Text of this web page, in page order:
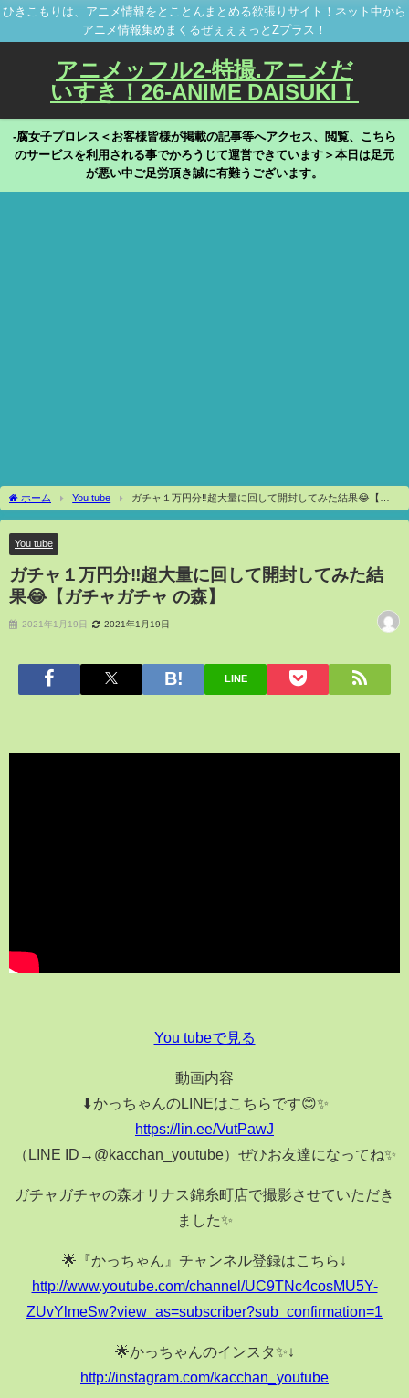
ひきこもりは、アニメ情報をとことんまとめる欲張りサイト！ネット中から
アニメ情報集めまくるぜぇぇぇっとZプラス！
アニメッフル2-特撮.アニメだ
いすき！26-ANIME DAISUKI！
-腐女子プロレス＜お客様皆様が掲載の記事等へアクセス、閲覧、こちら
のサービスを利用される事でかろうじて運営できています＞本日は足元
が悪い中ご足労頂き誠に有難うございます。
ホーム You tube
ガチャ１万円分‼️超大量に回して開封してみた結果😂【ガ
チャガチャ の森】
You tube
ガチャ１万円分‼️超大量に回して開封してみた結
果😂【ガチャガチャ の森】
2021年1月19日 2021年1月19日
LINE
You tubeで見る
動画内容
⬇かっちゃんのLINEはこちらです😊✨
https://lin.ee/VutPawJ
（LINE ID→@kacchan_youtube）ぜひお友達になってね✨
ガチャガチャの森オリナス錦糸町店で撮影させていただき
ました✨
🌟『かっちゃん』チャンネル登録はこちら↓
http://www.youtube.com/channel/UC9TNc4cosMU5Y-
ZUvYlmeSw?view_as=subscriber?sub_confirmation=1
🌟かっちゃんのインスタ✨↓
http://instagram.com/kacchan_youtube